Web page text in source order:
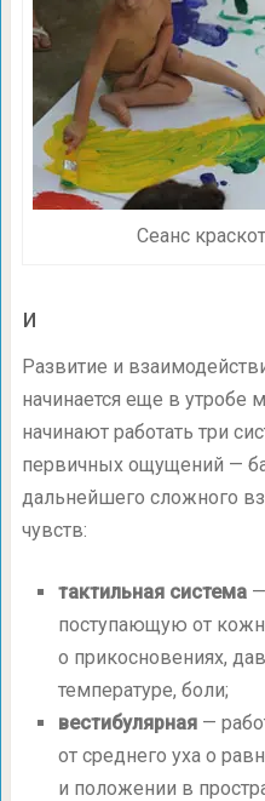
Сеанс
и
Развитие и
начинается еще в утробе
начинают работать три
первичных ощущений —
дальнейшего сложного
чувств:
тактильная система—
поступающую от
о прикосновениях,
температуре, боли;
вестибулярная—
от среднего уха о
и положении в